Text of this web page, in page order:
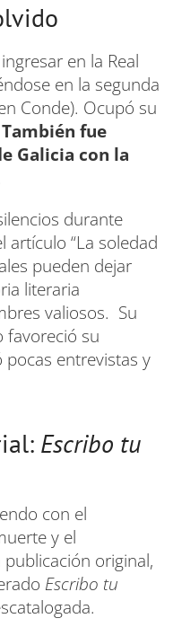
en la Real
en la segunda
Conde). Ocupó su
También fue
Galicia con la
durante
artículo “La soledad
pueden dejar
literaria
valiosos. Su
favoreció su
entrevistas y
Escribo tu
con el
y el
original,
Escribo tu